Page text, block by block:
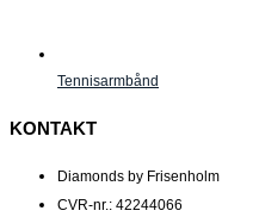
Tennisarmbånd
KONTAKT
Diamonds by Frisenholm
CVR-nr.: 42244066